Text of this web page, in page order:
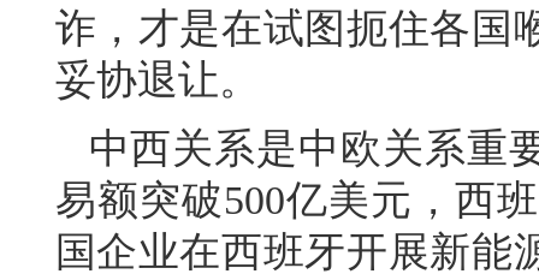
诈，才是在试图扼住各国
妥协退让。
中西关系是中欧关系重
易额突破500亿美元，西
国企业在西班牙开展新能